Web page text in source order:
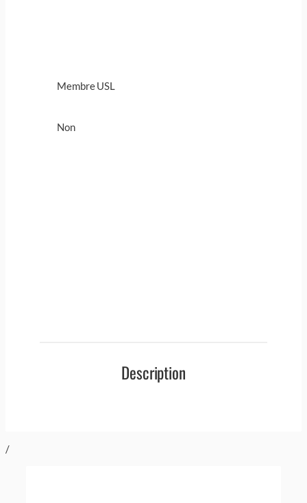
Membre USL
Non
Description
/